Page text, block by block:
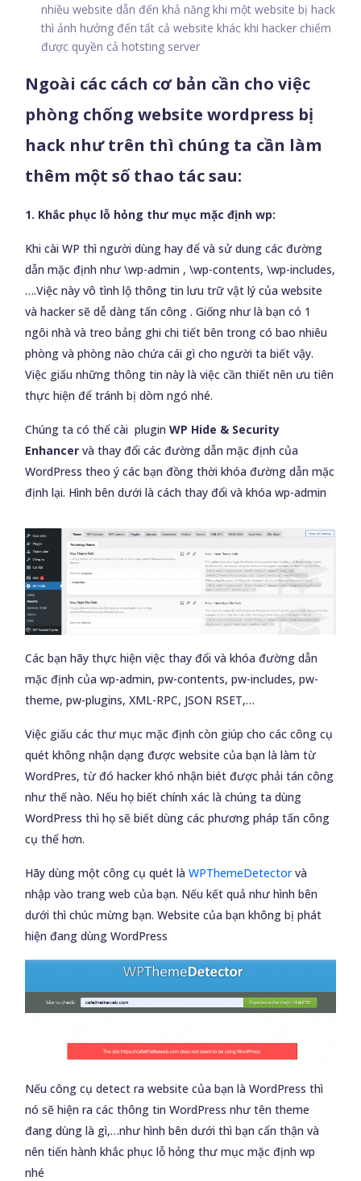
nhiều website dẫn đến khả năng khi một website bị hack
thì ảnh hưởng đến tất cả website khác khi hacker chiếm
được quyền cả hotsting server
Ngoài các cách cơ bản cần cho việc
phòng chống website wordpress bị
hack như trên thì chúng ta cần làm
thêm một số thao tác sau:
1. Khắc phục lỗ hỏng thư mục mặc định wp:
Khi cài WP thì người dùng hay để và sử dung các đường
dẫn mặc định như \wp-admin , \wp-contents, \wp-includes,
….Việc này vô tình lộ thông tin lưu trữ vật lý của website
và hacker sẽ dễ dàng tấn công . Giống như là bạn có 1
ngôi nhà và treo bảng ghi chi tiết bên trong có bao nhiêu
phòng và phòng nào chứa cái gì cho người ta biết vậy.
Việc giấu những thông tin này là việc cần thiết nên ưu tiên
thực hiện để tránh bị dòm ngó nhé.
Chúng ta có thể cài pluginWP Hide & Security
Enhancer và thay đổi các đường dẫn mặc định của
WordPress theo ý các bạn đồng thời khóa đường dẫn mặc
định lại. Hình bên dưới là cách thay đổi và khóa wp-admin
Các bạn hãy thực hiện việc thay đổi và khóa đường dẫn
mặc định của wp-admin, pw-contents, pw-includes, pw-
theme, pw-plugins, XML-RPC, JSON RSET,…
Việc giấu các thư mục mặc định còn giúp cho các công cụ
quét không nhận dạng được website của bạn là làm từ
WordPres, từ đó hacker khó nhận biét được phải tán công
như thế nào. Nếu họ biết chính xác là chúng ta dùng
WordPress thì họ sẽ biết dùng các phương pháp tấn công
cụ thể hơn.
Hãy dùng một công cụ quét làWPThemeDetectorvà
nhập vào trang web của bạn. Nếu kết quả như hình bên
dưới thì chúc mừng bạn. Website của bạn không bị phát
hiện đang dùng WordPress
Nếu công cụ detect ra website của bạn là WordPress thì
nó sẽ hiện ra các thông tin WordPress như tên theme
đang dùng là gì,…như hình bên dưới thì bạn cẩn thận và
nên tiến hành khắc phục lỗ hỏng thư mục mặc định wp
nhé